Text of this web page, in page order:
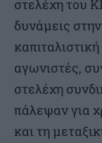
στελέχη του
δυνάµεις
αγωνιστές,
στελέχη
πάλεψαν για
και τη